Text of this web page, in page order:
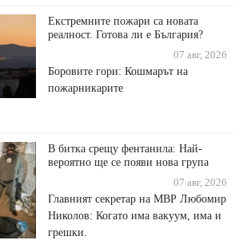
Екстремните пожари са новата
реалност. Готова ли е България?
07 авг, 2026
Боровите гори: Кошмарът на
пожарникарите
В битка срещу фентанила: Най-
вероятно ще се появи нова група
07 авг, 2026
Главният секретар на МВР Любомир
Николов: Когато има вакуум, има и
грешки.